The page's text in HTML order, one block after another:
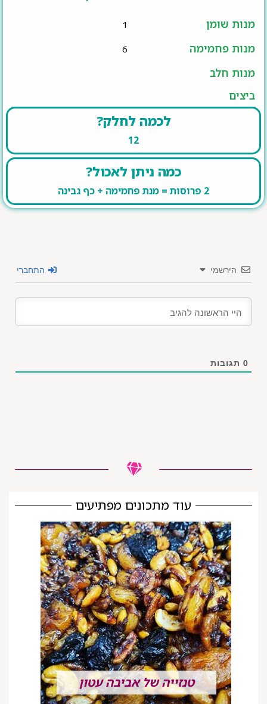
מנות שומן
1
מנות פחמימה 6
מנות חלב
ביצים
לכמה לחלק?
12
כמה ניתן לאכול?
2 פרוסות = מנת פחמימה + כף גבינה
הירשמי התחברי
0 תגובות
עוד מתכונים מפתיעים
טנזייה של אביבה עטון